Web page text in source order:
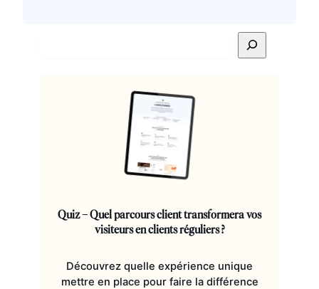
Quiz – Quel parcours client transformera vos
visiteurs en clients réguliers ?
Découvrez quelle expérience unique
mettre en place pour faire la différence